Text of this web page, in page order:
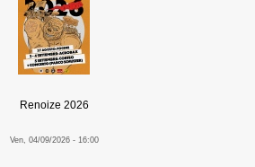
Renoize 2026
Ven, 04/09/2026 - 16:00